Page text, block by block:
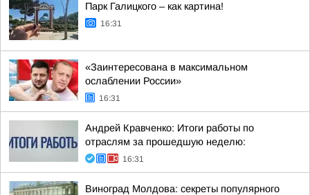
Парк Галицкого – как картина!
16:31
«Заинтересована в максимальном
ослаблении России»
16:31
Андрей Кравченко: Итоги работы по
отраслям за прошедшую неделю:
16:31
Виноград Молдова: секреты популярного